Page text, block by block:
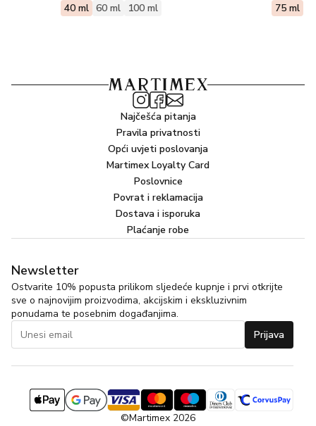
40 ml 60 ml 100 ml 75 ml
Najčešća pitanja
Pravila privatnosti
Opći uvjeti poslovanja
Martimex Loyalty Card
Poslovnice
Povrat i reklamacija
Dostava i isporuka
Plaćanje robe
Newsletter
Ostvarite 10% popusta prilikom sljedeće kupnje i prvi otkrijte
sve o najnovijim proizvodima, akcijskim i ekskluzivnim
ponudama te posebnim događanjima.
Prijava
©Martimex 2026